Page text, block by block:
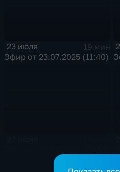
23 июля
19 мин
Эфир от 23.07.2025 (11:40)